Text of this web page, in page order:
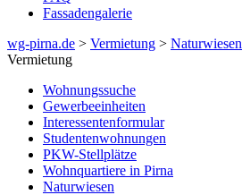
Fassadengalerie
wg-pirna.de > Vermietung > Naturwiesen
Vermietung
Wohnungssuche
Gewerbeeinheiten
Interessentenformular
Studentenwohnungen
PKW-Stellplätze
Wohnquartiere in Pirna
Naturwiesen